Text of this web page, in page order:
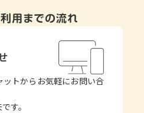
用までの流れ
ットからお気軽にお問い合
す。